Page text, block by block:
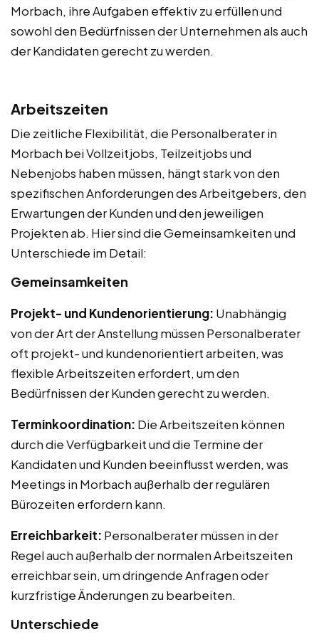
Morbach, ihre Aufgaben effektiv zu erfüllen und
sowohl den Bedürfnissen der Unternehmen als auch
der Kandidaten gerecht zu werden.
Arbeitszeiten
Die zeitliche Flexibilität, die Personalberater in
Morbach bei Vollzeitjobs, Teilzeitjobs und
Nebenjobs haben müssen, hängt stark von den
spezifischen Anforderungen des Arbeitgebers, den
Erwartungen der Kunden und den jeweiligen
Projekten ab. Hier sind die Gemeinsamkeiten und
Unterschiede im Detail:
Gemeinsamkeiten
Projekt- und Kundenorientierung: Unabhängig
von der Art der Anstellung müssen Personalberater
oft projekt- und kundenorientiert arbeiten, was
flexible Arbeitszeiten erfordert, um den
Bedürfnissen der Kunden gerecht zu werden.
Terminkoordination: Die Arbeitszeiten können
durch die Verfügbarkeit und die Termine der
Kandidaten und Kunden beeinflusst werden, was
Meetings in Morbach außerhalb der regulären
Bürozeiten erfordern kann.
Erreichbarkeit: Personalberater müssen in der
Regel auch außerhalb der normalen Arbeitszeiten
erreichbar sein, um dringende Anfragen oder
kurzfristige Änderungen zu bearbeiten.
Unterschiede